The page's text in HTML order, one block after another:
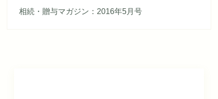
相続・贈与マガジン：2016年5月号